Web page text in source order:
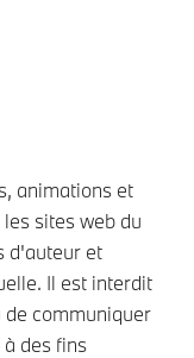
animations et
sites web du
d'auteur et
Il est interdit
de communiquer
des fins